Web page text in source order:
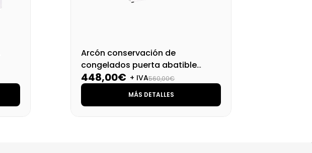
Arcón conservación de
congelados puerta abatible
ARCA 170 ALU
448,00€ + IVA560,00€
MÁS DETALLES